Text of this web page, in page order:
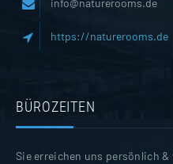
info@naturerooms.de
https://naturerooms.de
BÜROZEITEN
Sie erreichen uns persönlich